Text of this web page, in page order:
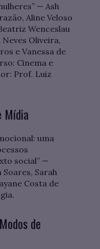
— Ash
Aline Veloso
Wenceslau
Oliveira,
e Vanessa de
Cinema e
Prof. Luiz
Mídia
uma
social” —
Soares, Sarah
Costa de
de